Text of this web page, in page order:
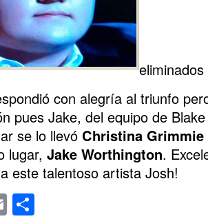
eliminados
con alegría al triunfo
pues Jake, del equipo de
se lo llevó Christina Grimmie
lugar, Jake Worthington.
este talentoso artista Josh!
Email